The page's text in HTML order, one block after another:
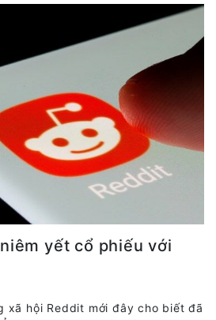
yết cổ phiếu với
xã hội Reddit mới đây cho biết đã